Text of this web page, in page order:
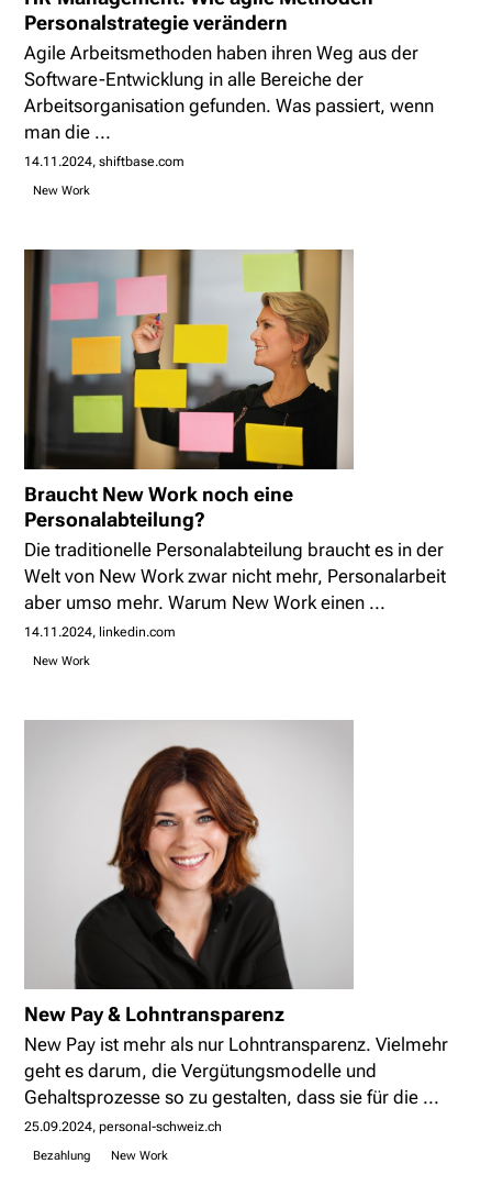
Personalstrategie verändern
Agile Arbeitsmethoden haben ihren Weg aus der
Software-Entwicklung in alle Bereiche der
Arbeitsorganisation gefunden. Was passiert, wenn
man die ...
14.11.2024 shiftbase.com
New Work
Braucht New Work noch eine
Personalabteilung?
Die traditionelle Personalabteilung braucht es in der
Welt von New Work zwar nicht mehr, Personalarbeit
aber umso mehr. Warum New Work einen ...
14.11.2024 linkedin.com
New Work
New Pay & Lohntransparenz
New Pay ist mehr als nur Lohntransparenz. Vielmehr
geht es darum, die Vergütungsmodelle und
Gehaltsprozesse so zu gestalten, dass sie für die ...
25.09.2024 personal-schweiz.ch
Bezahlung New Work